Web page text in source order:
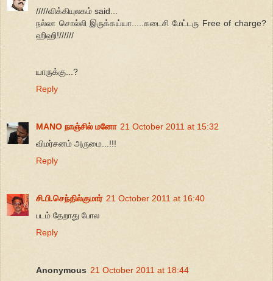
/////விக்கியுலகம் said...
நல்லா சொல்லி இருக்கய்யா.....கடைசி மேட்டரு Free of charge?
ஹிஹி!//////
யாருக்கு...?
Reply
MANO நாஞ்சில் மனோ 21 October 2011 at 15:32
விமர்சனம் அருமை...!!!
Reply
சி.பி.செந்தில்குமார் 21 October 2011 at 16:40
படம் தேறாது போல
Reply
Anonymous 21 October 2011 at 18:44